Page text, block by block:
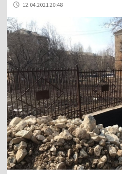
12.04.2021 20:48